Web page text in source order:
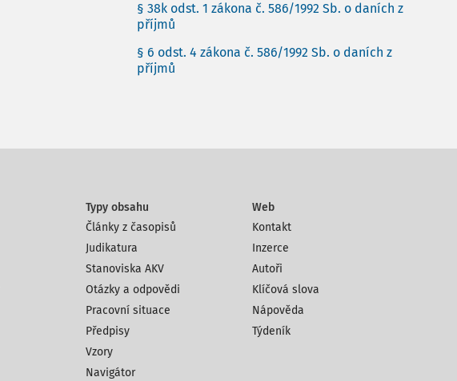
§ 38k odst. 1 zákona č. 586/1992 Sb. o daních z
příjmů
§ 6 odst. 4 zákona č. 586/1992 Sb. o daních z
příjmů
Typy obsahu
Články z časopisů
Judikatura
Stanoviska AKV
Otázky a odpovědi
Pracovní situace
Předpisy
Vzory
Navigátor
Web
Kontakt
Inzerce
Autoři
Klíčová slova
Nápověda
Týdeník